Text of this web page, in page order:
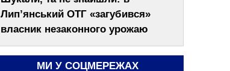
Лип’янський ОТГ «загубився»
власник незаконного урожаю
МИ У СОЦМЕРЕЖАХ